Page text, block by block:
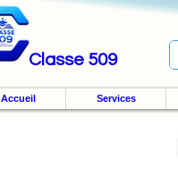
Classe 509
Accueil Services